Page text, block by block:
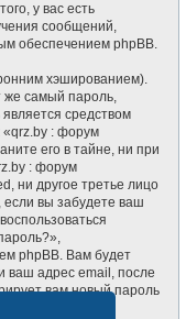
у вас есть
сообщений,
обеспечением phpBB.
хэшированием).
же самый пароль,
средством
«qrz.by : форум
его в тайне, ни при
: форум
ни другое третье лицо
вы забудете ваш
phpBB. Вам будет
ваш адрес email, после
вам новый пароль